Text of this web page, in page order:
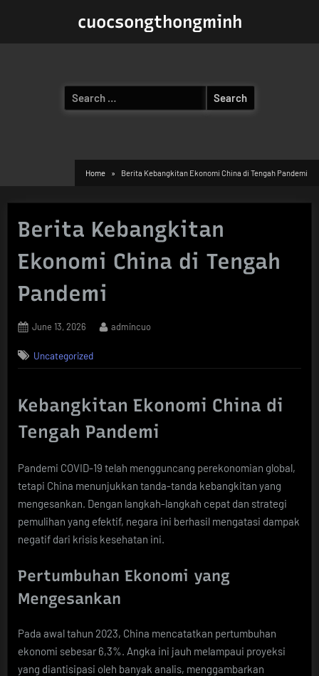
cuocsongthongminh
Search
for:
Home Berita Kebangkitan Ekonomi China di Tengah Pandemi
Berita Kebangkitan
Ekonomi China di Tengah
Pandemi
Posted
June 13, 2026 By
admincuo
Uncategorized
Kebangkitan Ekonomi China di
Tengah Pandemi
Pandemi COVID-19 telah mengguncang perekonomian global,
tetapi China menunjukkan tanda-tanda kebangkitan yang
mengesankan. Dengan langkah-langkah cepat dan strategi
pemulihan yang efektif, negara ini berhasil mengatasi dampak
negatif dari krisis kesehatan ini.
Pertumbuhan Ekonomi yang
Mengesankan
Pada awal tahun 2023, China mencatatkan pertumbuhan
ekonomi sebesar 6,3%. Angka ini jauh melampaui proyeksi
yang diantisipasi oleh banyak analis, menggambarkan